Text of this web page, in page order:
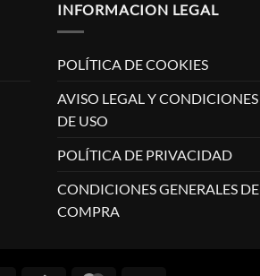
INFORMACION LEGAL
POLÍTICA DE COOKIES
AVISO LEGAL Y CONDICIONES
DE USO
POLÍTICA DE PRIVACIDAD
CONDICIONES GENERALES DE
COMPRA